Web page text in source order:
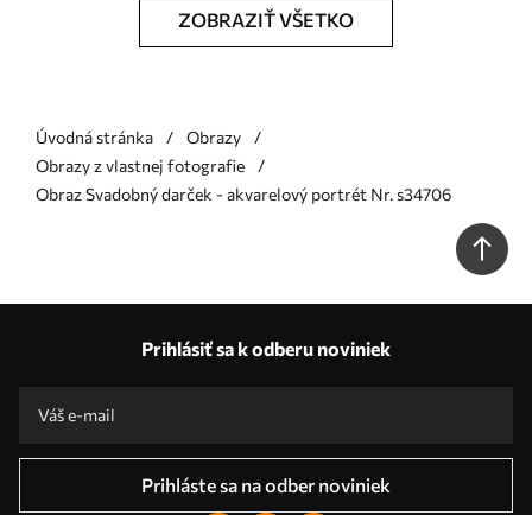
ZOBRAZIŤ VŠETKO
Úvodná stránka
Obrazy
Obrazy z vlastnej fotografie
Obraz Svadobný darček - akvarelový portrét Nr. s34706
Prihlásiť sa k odberu noviniek
Prihláste sa na odber noviniek